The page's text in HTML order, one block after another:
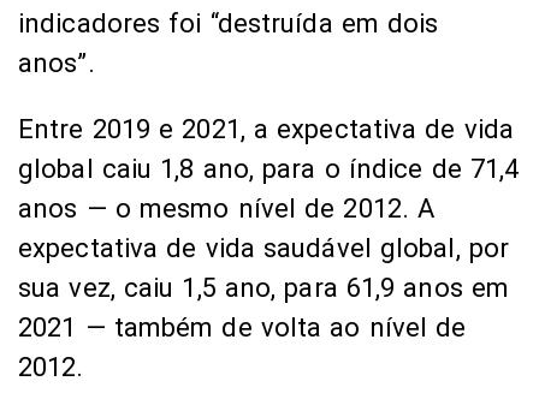
indicadores foi “destruída em dois
anos”.
Entre 2019 e 2021, a expectativa de vida
global caiu 1,8 ano, para o índice de 71,4
anos — o mesmo nível de 2012. A
expectativa de vida saudável global, por
sua vez, caiu 1,5 ano, para 61,9 anos em
2021 — também de volta ao nível de
2012.